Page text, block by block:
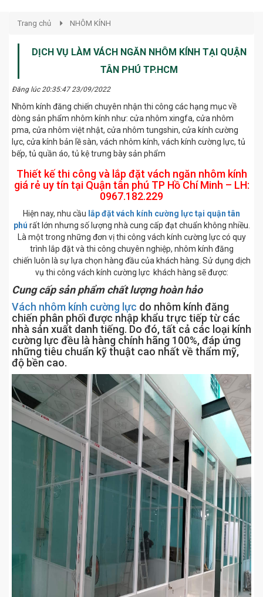
Trang chủ NHÔM KÍNH
DỊCH VỤ LÀM VÁCH NGĂN NHÔM KÍNH TẠI QUẬN
TÂN PHÚ TP.HCM
Đăng lúc 20:35:47 23/09/2022
Nhôm kính đăng chiến chuyên nhận thi công các hạng mục về
dòng sản phẩm nhôm kính như: cửa nhôm xingfa, cửa nhôm
pma, cửa nhôm việt nhật, cửa nhôm tungshin, cửa kính cường
lực, cửa kính bản lề sàn, vách nhôm kính, vách kính cường lực, tủ
bếp, tủ quần áo, tủ kệ trưng bày sản phẩm
Thiết kế thi công và lắp đặt vách ngăn nhôm kính
giá rẻ uy tín tại Quận tân phú TP Hồ Chí Minh – LH:
0967.182.229
Hiện nay, nhu cầu lắp đặt vách kính cường lực tại quận tân
phú rất lớn nhưng số lượng nhà cung cấp đạt chuẩn không nhiều.
Là một trong những đơn vị thi công vách kính cường lực có quy
trình lắp đặt và thi công chuyên nghiệp, nhôm kính đăng
chiến luôn là sự lựa chọn hàng đầu của khách hàng. Sử dụng dịch
vụ thi công vách kính cường lực khách hàng sẽ được:
Cung cấp sản phẩm chất lượng hoàn hảo
Vách nhôm kính cường lực do nhôm kính đăng
chiến phân phối được nhập khẩu trực tiếp từ các
nhà sản xuất danh tiếng. Do đó, tất cả các loại kính
cường lực đều là hàng chính hãng 100%, đáp ứng
những tiêu chuẩn kỹ thuật cao nhất về thẩm mỹ,
độ bền cao.